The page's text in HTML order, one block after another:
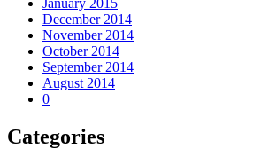
January 2015
December 2014
November 2014
October 2014
September 2014
August 2014
0
Categories